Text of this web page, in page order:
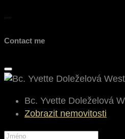
Contact me
Bc. Yvette Doleželová
Zobrazit nemovitosti